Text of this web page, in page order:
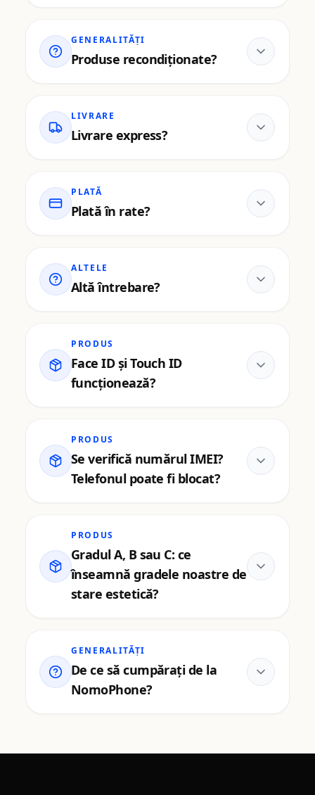
GENERALITĂȚI
Produse recondiționate?
LIVRARE
Livrare express?
PLATĂ
Plată în rate?
ALTELE
Altă întrebare?
PRODUS
Face ID și Touch ID
funcționează?
PRODUS
Se verifică numărul IMEI?
Telefonul poate fi blocat?
PRODUS
Gradul A, B sau C: ce
înseamnă gradele noastre de
stare estetică?
GENERALITĂȚI
De ce să cumpărați de la
NomoPhone?